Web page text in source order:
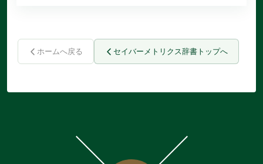
ホームへ戻る セイバーメトリクス辞書トップへ